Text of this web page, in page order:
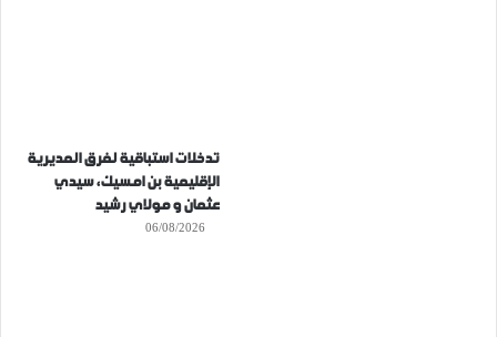
تدخلات استباقية لفرق المديرية
الإقليمية بن امسيك، سيدي
عثمان و مولاي رشيد
06/08/2026